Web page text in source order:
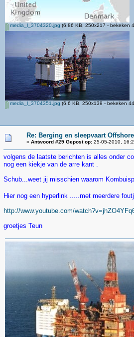
media_l_3704320.jpg (6.86 KB, 250x217 - bekeken
media_l_3704351.jpg (6.6 KB, 250x139 - bekeken
Re: Berging en sleepvaart Offshore
« Antwoord #29 Gepost op:25-05-2010,
volgens de laatste berichten is alles onder
nog een kiekje van de arre kant .
Schub...weet jij misschien waarom
Hier nog een hyperlink .....met meerdere
http://www.youtube.com/
groetjes Teun